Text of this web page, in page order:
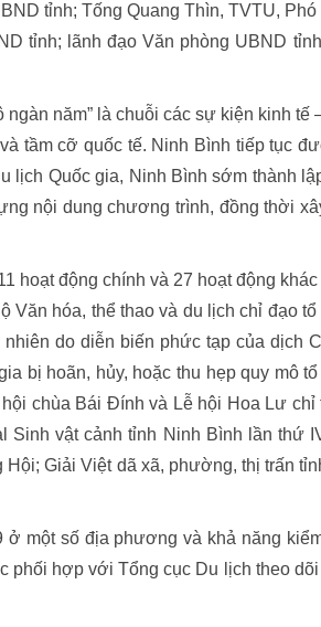
tỉnh; Tống Quang Thìn, TVTU,
tỉnh; lãnh đạo Văn phòng UBND
năm” là chuỗi các sự kiện kinh tế
tầm cỡ quốc tế. Ninh Bình tiếp tục
Quốc gia, Ninh Bình sớm thành
nội dung chương trình, đồng thời
hoạt động chính và 27 hoạt động
hóa, thể thao và du lịch chỉ đạo
do diễn biến phức tạp của dịch
bị hoãn, hủy, hoặc thu hẹp quy mô
chùa Bái Đính và Lễ hội Hoa Lư chỉ
Sinh vật cảnh tỉnh Ninh Bình lần thứ
Giải Việt dã xã, phường, thị trấn
một số địa phương và khả năng
hợp với Tổng cục Du lịch theo